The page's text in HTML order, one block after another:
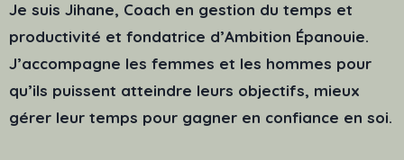
Je suis Jihane, Coach en gestion du temps et
productivité et fondatrice d’Ambition Épanouie.
J’accompagne les femmes et les hommes pour
qu’ils puissent atteindre leurs objectifs, mieux
gérer leur temps pour gagner en confiance en soi.